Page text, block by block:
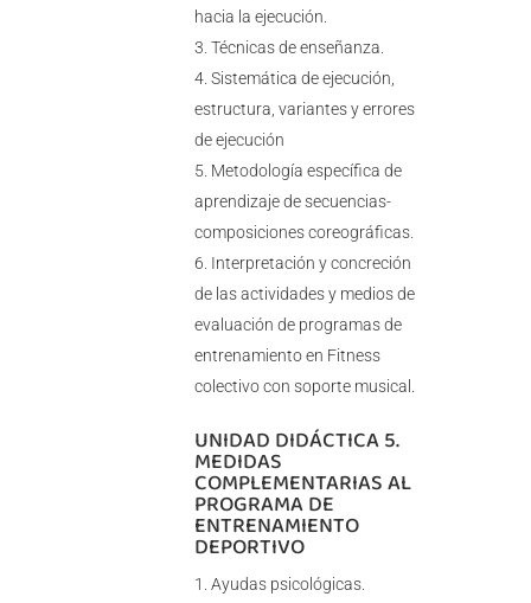
hacia la ejecución.
Técnicas de enseñanza.
Sistemática de ejecución,
estructura, variantes y errores
de ejecución
Metodología específica de
aprendizaje de secuencias-
composiciones coreográficas.
Interpretación y concreción
de las actividades y medios de
evaluación de programas de
entrenamiento en Fitness
colectivo con soporte musical.
UNIDAD DIDÁCTICA 5.
MEDIDAS
COMPLEMENTARIAS AL
PROGRAMA DE
ENTRENAMIENTO
DEPORTIVO
Ayudas psicológicas.